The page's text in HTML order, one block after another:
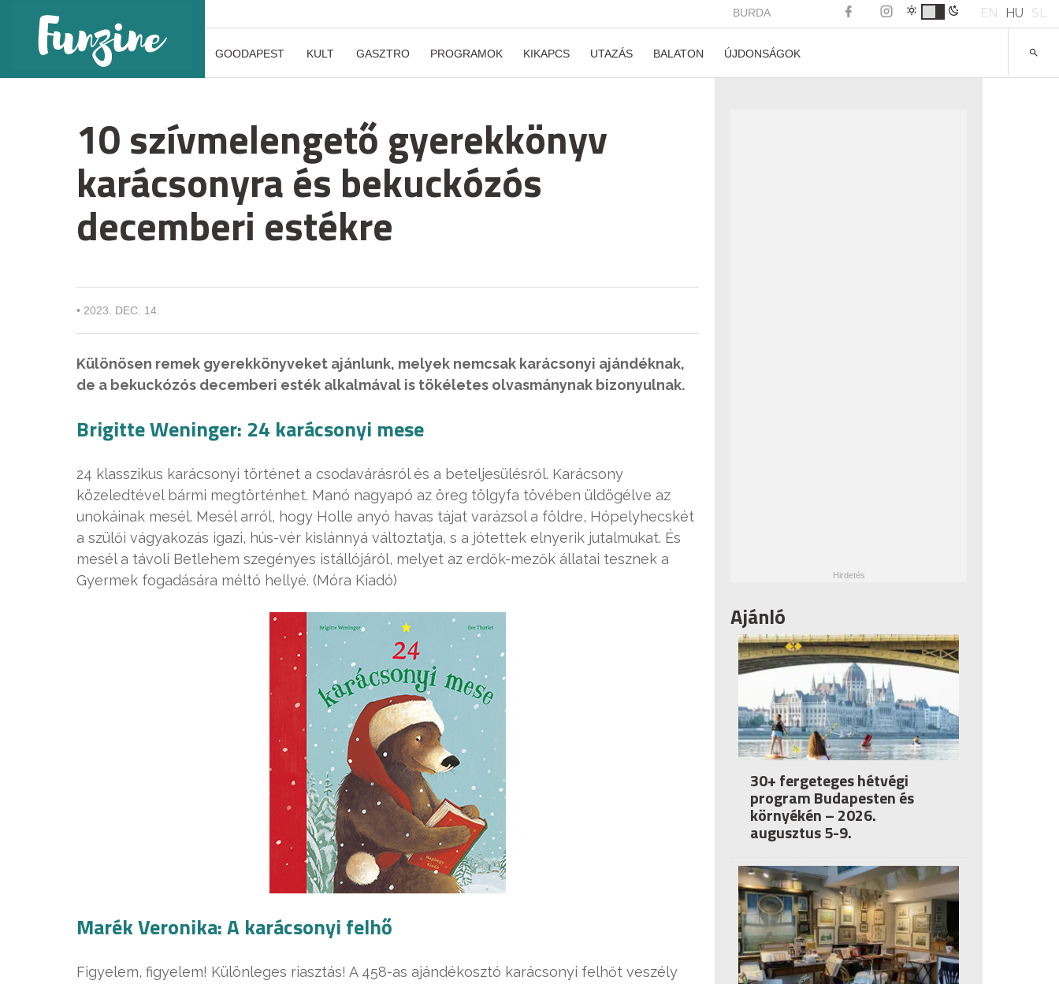
BURDA EN HU SL
GOODAPEST KULT GASZTRO PROGRAMOK KIKAPCS UTAZÁS BALATON ÚJDONSÁGOK
10 szívmelengető gyerekkönyv
karácsonyra és bekuckózós
decemberi estékre
• 2023. DEC. 14.
Különösen remek gyerekkönyveket ajánlunk, melyek nemcsak karácsonyi ajándéknak,
de a bekuckózós decemberi esték alkalmával is tökéletes olvasmánynak bizonyulnak.
Brigitte Weninger: 24 karácsonyi mese
24 klasszikus karácsonyi történet a csodavárásról és a beteljesülésről. Karácsony
közeledtével bármi megtörténhet. Manó nagyapó az öreg tölgyfa tövében üldögélve az
unokáinak mesél. Mesél arról, hogy Holle anyó havas tájat varázsol a földre, Hópelyhecskét
a szülői vágyakozás igazi, hús-vér kislánnyá változtatja, s a jótettek elnyerik jutalmukat. És
mesél a távoli Betlehem szegényes istállójáról, melyet az erdők-mezők állatai tesznek a
Gyermek fogadására méltó hellyé. (Móra Kiadó)
Marék Veronika: A karácsonyi felhő
Figyelem, figyelem! Különleges riasztás! A 458-as ajándékosztó karácsonyi felhőt veszély
Ajánló
30+ fergeteges hétvégi
program Budapesten és
környékén – 2026.
augusztus 5-9.